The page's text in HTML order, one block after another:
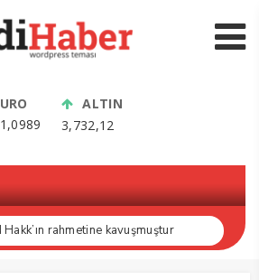
ALTIN
3,732,12
Hakk’ın rahmetine kavuşmuştur